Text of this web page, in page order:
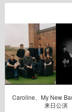
Caroline、My New
来日公演